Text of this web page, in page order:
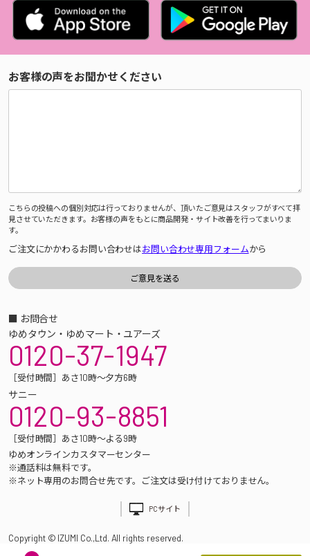
お客様の声をお聞かせください
こちらの投稿への個別対応は行っておりませんが、頂いたご意見はスタッフがすべて拝
見させていただきます。お客様の声をもとに商品開発・サイト改善を行ってまいりま
す。
ご注文にかかわるお問い合わせはお問い合わせ専用フォームから
■ お問合せ
ゆめタウン・ゆめマート・ユアーズ
0120-37-1947
［受付時間］あさ10時～夕方6時
サニー
0120-93-8851
［受付時間］あさ10時～よる9時
ゆめオンラインカスタマーセンター
※通話料は無料です。
※ネット専用のお問合せ先です。ご注文は受け付けておりません。
PCサイト
Copyright © IZUMI Co.,Ltd. All rights reserved.